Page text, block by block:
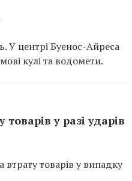
У центрі Буенос-Айреса
кулі та водомети.
у разі ударів
втрату товарів у випадку